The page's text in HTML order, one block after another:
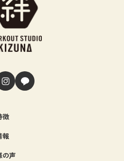
徴
報
の声